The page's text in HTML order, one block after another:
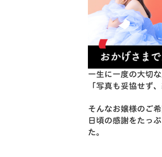
一生に一度の大切
「写真も妥協せず
そんなお嬢様のご
日頃の感謝をたっ
た。